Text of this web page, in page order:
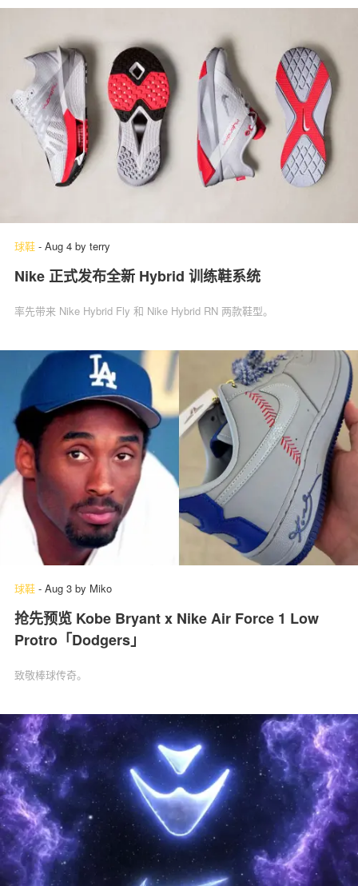
球鞋 - Aug 4 by terry
Nike 正式发布全新 Hybrid 训练鞋系统
率先带来 Nike Hybrid Fly 和 Nike Hybrid RN 两款鞋型。
球鞋 - Aug 3 by Miko
抢先预览 Kobe Bryant x Nike Air Force 1 Low
Protro「Dodgers」
致敬棒球传奇。